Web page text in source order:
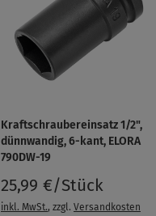
Kraftschraubereinsatz 1/2",
dünnwandig, 6-kant, ELORA
790DW-19
25,99 €/Stück
inkl. MwSt., zzgl. Versandkosten